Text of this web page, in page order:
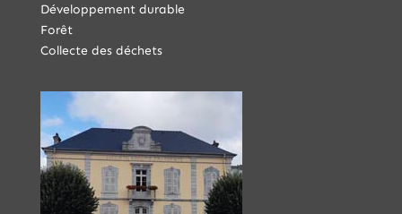
Développement durable
Forêt
Collecte des déchets